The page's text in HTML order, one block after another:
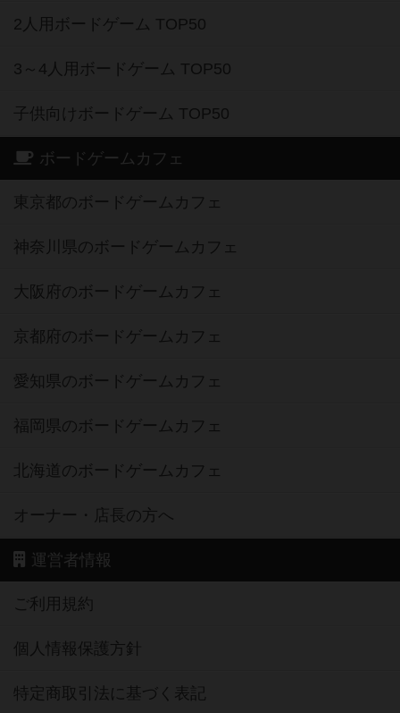
2人用ボードゲーム TOP50
3～4人用ボードゲーム TOP50
子供向けボードゲーム TOP50
ボードゲームカフェ
東京都のボードゲームカフェ
神奈川県のボードゲームカフェ
大阪府のボードゲームカフェ
京都府のボードゲームカフェ
愛知県のボードゲームカフェ
福岡県のボードゲームカフェ
北海道のボードゲームカフェ
オーナー・店長の方へ
運営者情報
ご利用規約
個人情報保護方針
特定商取引法に基づく表記